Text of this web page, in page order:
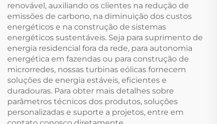
renovável, auxiliando os clientes na redução de
emissões de carbono, na diminuição dos custos
energéticos e na construção de sistemas
energéticos sustentáveis. Seja para suprimento de
energia residencial fora da rede, para autonomia
energética em fazendas ou para construção de
microrredes, nossas turbinas eólicas fornecem
soluções de energia estáveis, eficientes e
duradouras. Para obter mais detalhes sobre
parâmetros técnicos dos produtos, soluções
personalizadas e suporte a projetos, entre em